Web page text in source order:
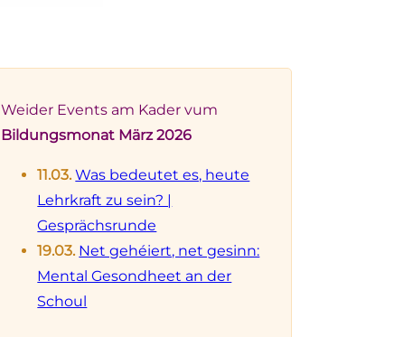
Weider Events am Kader vum
Bildungsmonat März 2026
11.03. Was bedeutet es, heute
Lehrkraft zu sein? |
Gesprächsrunde
19.03. Net gehéiert, net gesinn:
Mental Gesondheet an der
Schoul